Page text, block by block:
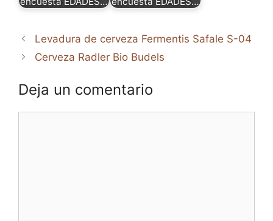
Levadura de cerveza Fermentis Safale S-04
Cerveza Radler Bio Budels
Deja un comentario